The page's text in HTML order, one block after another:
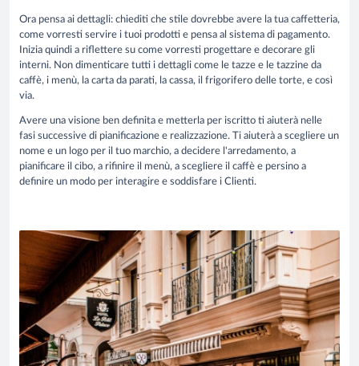
Ora pensa ai dettagli: chiediti che stile dovrebbe avere la tua caffetteria,
come vorresti servire i tuoi prodotti e pensa al sistema di pagamento.
Inizia quindi a riflettere su come vorresti progettare e decorare gli
interni. Non dimenticare tutti i dettagli come le tazze e le tazzine da
caffè, i menù, la carta da parati, la cassa, il frigorifero delle torte, e così
via.
Avere una visione ben definita e metterla per iscritto ti aiuterà nelle
fasi successive di pianificazione e realizzazione. Ti aiuterà a scegliere un
nome e un logo per il tuo marchio, a decidere l'arredamento, a
pianificare il cibo, a rifinire il menù, a scegliere il caffè e persino a
definire un modo per interagire e soddisfare i Clienti.